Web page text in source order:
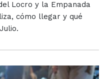
Locro y la Empanada
cómo llegar y qué